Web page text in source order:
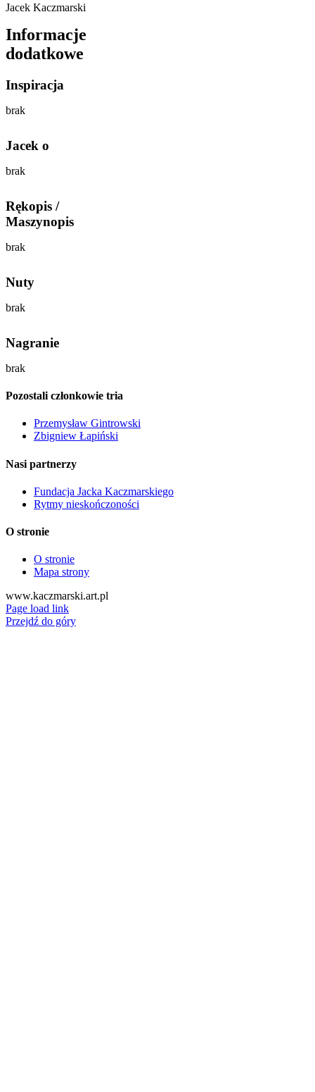
Jacek Kaczmarski
Informacje
dodatkowe
Inspiracja
brak
Jacek o
brak
Rękopis /
Maszynopis
brak
Nuty
brak
Nagranie
brak
Pozostali członkowie tria
Przemysław Gintrowski
Zbigniew Łapiński
Nasi partnerzy
Fundacja Jacka Kaczmarskiego
Rytmy nieskończoności
O stronie
O stronie
Mapa strony
www.kaczmarski.art.pl
Page load link
Przejdź do góry